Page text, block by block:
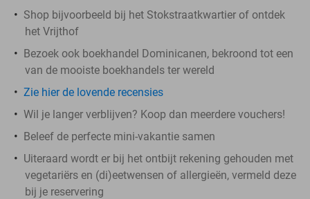
Shop bijvoorbeeld bij het Stokstraatkwartier of ontdek
het Vrijthof
Bezoek ook boekhandel Dominicanen, bekroond tot een
van de mooiste boekhandels ter wereld
Zie hier de lovende recensies
Wil je langer verblijven? Koop dan meerdere vouchers!
Beleef de perfecte mini-vakantie samen
Uiteraard wordt er bij het ontbijt rekening gehouden met
vegetariërs en (di)eetwensen of allergieën, vermeld deze
bij je reservering